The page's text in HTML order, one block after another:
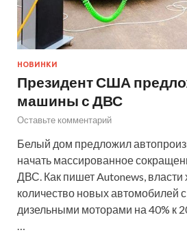
НОВИНКИ
Президент США
машины с ДВС
Оставьте комментарий
Белый дом предложил
начать массированное
ДВС. Как пишет Autonews, власти
количество новых автомобилей
дизельными моторами на 40% к